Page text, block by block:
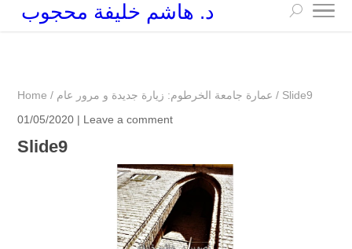
د. هاشم خليفة محجوب
Home / عمارة جامعة الخرطوم: زيارة جديدة و مرور عام / Slide9
01/05/2020 | Leave a comment
Slide9